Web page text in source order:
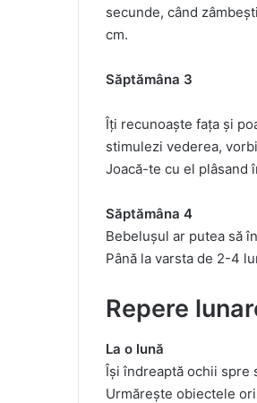
secunde, când
cm.
Săptămâna 3
Îți recunoaște fața și
stimulezi vederea,
Joacă-te cu el plâsand
Săptămâna 4
Bebelușul ar putea să
Până la varsta de 2-4
Repere
La o lună
Își îndreaptă ochii spre
Urmărește obiectele